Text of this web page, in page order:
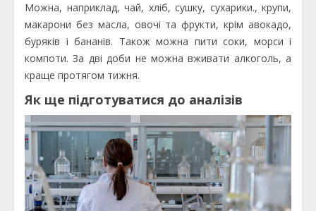
Можна, наприклад, чай, хліб, сушку, сухарики., крупи,
макарони без масла, овочі та фрукти, крім авокадо,
буряків і бананів. Також можна пити соки, морси і
компоти. За дві доби не можна вживати алкоголь, а
краще протягом тижня.
Як ще підготуватися до аналізів